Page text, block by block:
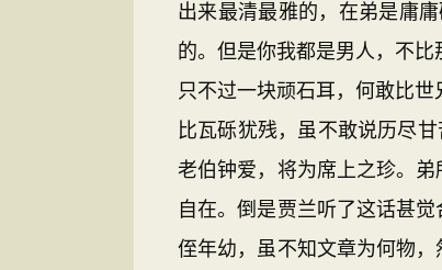
出来最清最雅的，在弟是庸
的。但是你我都是男人，不比
只不过一块顽石耳，何敢比
比瓦砾犹残，虽不敢说历尽
老伯钟爱，将为席上之珍。
自在。倒是贾兰听了这话甚
侄年幼，虽不知文章为何物